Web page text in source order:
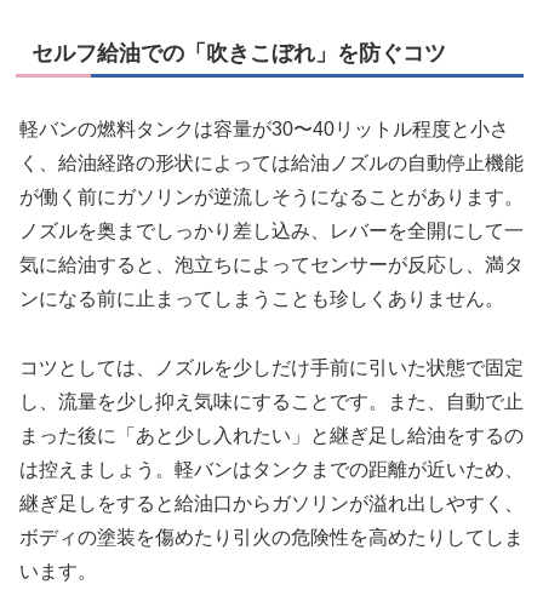
セルフ給油での「吹きこぼれ」を防ぐコツ
軽バンの燃料タンクは容量が30〜40リットル程度と小さ
く、給油経路の形状によっては給油ノズルの自動停止機能
が働く前にガソリンが逆流しそうになることがあります。
ノズルを奥までしっかり差し込み、レバーを全開にして一
気に給油すると、泡立ちによってセンサーが反応し、満タ
ンになる前に止まってしまうことも珍しくありません。
コツとしては、ノズルを少しだけ手前に引いた状態で固定
し、流量を少し抑え気味にすることです。また、自動で止
まった後に「あと少し入れたい」と継ぎ足し給油をするの
は控えましょう。軽バンはタンクまでの距離が近いため、
継ぎ足しをすると給油口からガソリンが溢れ出しやすく、
ボディの塗装を傷めたり引火の危険性を高めたりしてしま
います。